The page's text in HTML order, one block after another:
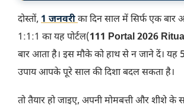
​दोस्तों, 1 जनवरीका दिन साल में सिर्फ एक बार
1:1:1 का यह पोर्टल(111 Portal 2026
बार आता है। इस मौके को हाथ से न जाने दें। यह
उपाय आपके पूरे साल की दिशा बदल सकता है।
​तो तैयार हो जाइए, अपनी मोमबत्ती और शीशे के